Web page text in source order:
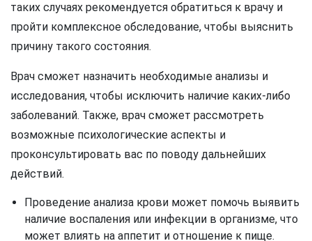
таких случаях рекомендуется обратиться к врачу и
пройти комплексное обследование, чтобы выяснить
причину такого состояния.
Врач сможет назначить необходимые анализы и
исследования, чтобы исключить наличие каких-либо
заболеваний. Также, врач сможет рассмотреть
возможные психологические аспекты и
проконсультировать вас по поводу дальнейших
действий.
Проведение анализа крови может помочь выявить
наличие воспаления или инфекции в организме, что
может влиять на аппетит и отношение к пище.